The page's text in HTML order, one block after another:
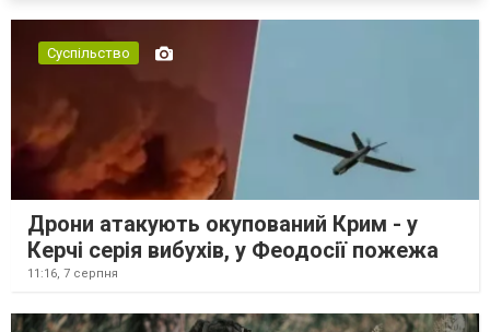
Суспільство
Дрони атакують окупований Крим - у
Керчі серія вибухів, у Феодосії пожежа
11:16, 7 серпня